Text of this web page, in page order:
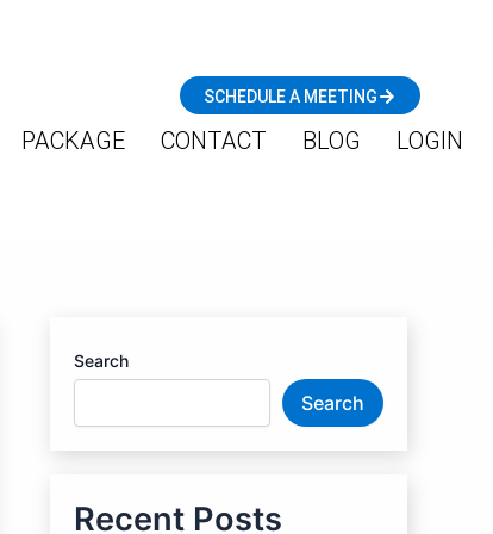
SCHEDULE A MEETING
PACKAGE CONTACT BLOG LOGIN
Search
Search
Recent Posts